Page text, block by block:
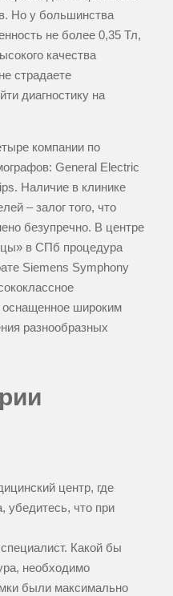
Но у большинства
не более 0,35 Тл,
качества
страдаете
диагностику на
компании по
General Electric
Наличие в клинике
– залог того, что
безупречно. В центре
в СПб процедура
Siemens Symphony
оснащенное широким
разнообразных
центр, где
убедитесь, что при
Какой бы
необходимо
были максимально